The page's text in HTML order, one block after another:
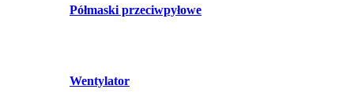
Półmaski przeciwpyłowe
Wentylator